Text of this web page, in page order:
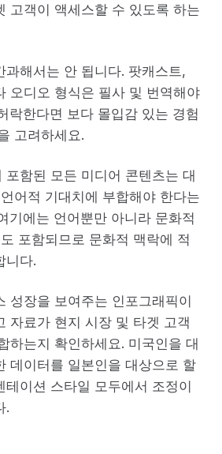
고객이 액세스할 수 있도록 하는
과해서는 안 됩니다. 팟캐스트,
오디오 형식은 필사 및 번역해야
락한다면 보다 몰입감 있는 경험
고려하세요.
포함된 모든 미디어 콘텐츠는 대
어적 기대치에 부합해야 한다는
기에는 언어뿐만 아니라 문화적
포함되므로 문화적 맥락에 적
니다.
성장을 보여주는 인포그래픽이
자료가 현지 시장 및 타겟 고객
하는지 확인하세요. 미국인을 대
데이터를 일본인을 대상으로 할
테이션 스타일 모두에서 조정이
.